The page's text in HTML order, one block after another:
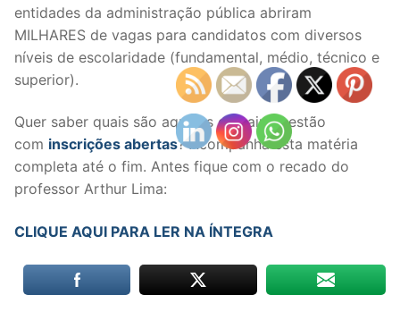
entidades da administração pública abriram
MILHARES de vagas para candidatos com diversos
níveis de escolaridade (fundamental, médio, técnico e
superior).
Quer saber quais são aqueles que ainda estão
com inscrições abertas? Acompanha esta matéria
completa até o fim. Antes fique com o recado do
professor Arthur Lima:
CLIQUE AQUI PARA LER NA ÍNTEGRA